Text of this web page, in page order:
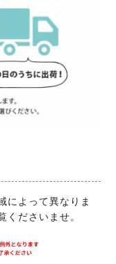
によって異なりま
くださいませ。